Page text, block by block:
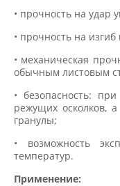
• прочность на удар
• прочность на
• механическая
обычным листовым
• безопасность:
режущих осколков,
гранулы;
• возможность
температур.
Применение: